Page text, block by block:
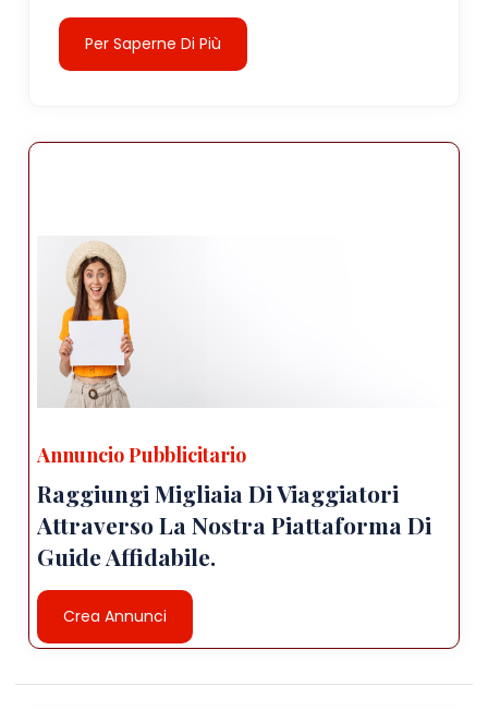
Per Saperne Di Più
Annuncio Pubblicitario
Raggiungi Migliaia Di Viaggiatori
Attraverso La Nostra Piattaforma Di
Guide Affidabile.
Crea Annunci